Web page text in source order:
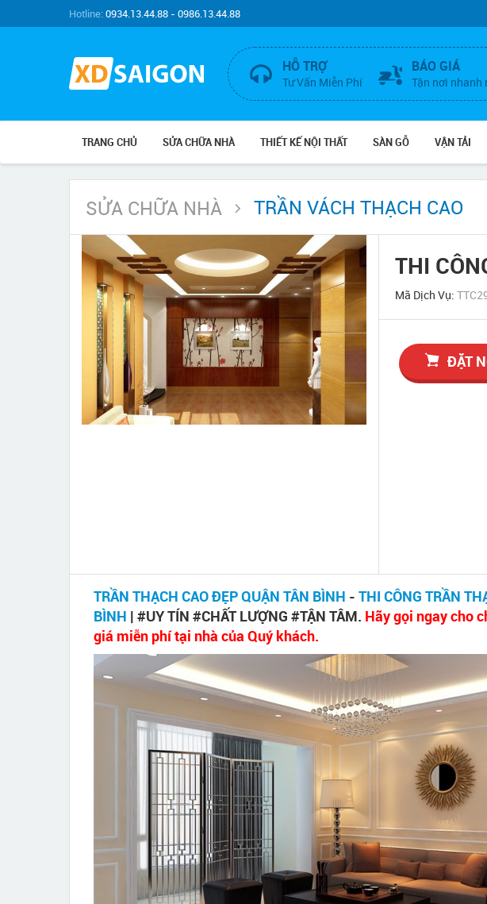
Hotline:0934.13.44.88 - 0986.13.44.88
HỖ TRỢ
Tư Vấn Miễn Phí
BÁO GIÁ
Tận nơi nhanh
TRANG CHỦ SỬA CHỮA NHÀ THIẾT KẾ NỘI THẤT SÀN GỖ VẬN TẢI
SỬA CHỮA NHÀ TRẦN VÁCH THẠCH CAO
THI
Mã Dịch Vụ:
ĐẶT
TRẦN THẠCH CAO ĐẸP QUẬN TÂN BÌNH - THI CÔNG TRẦN
BÌNH | #UY TÍN #CHẤT LƯỢNG #TẬN TÂM. Hãy gọi ngay cho
giá miễn phí tại nhà của Quý khách.